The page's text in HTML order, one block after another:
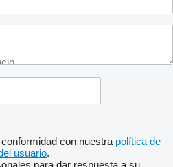
con nuestra política de
usuario.